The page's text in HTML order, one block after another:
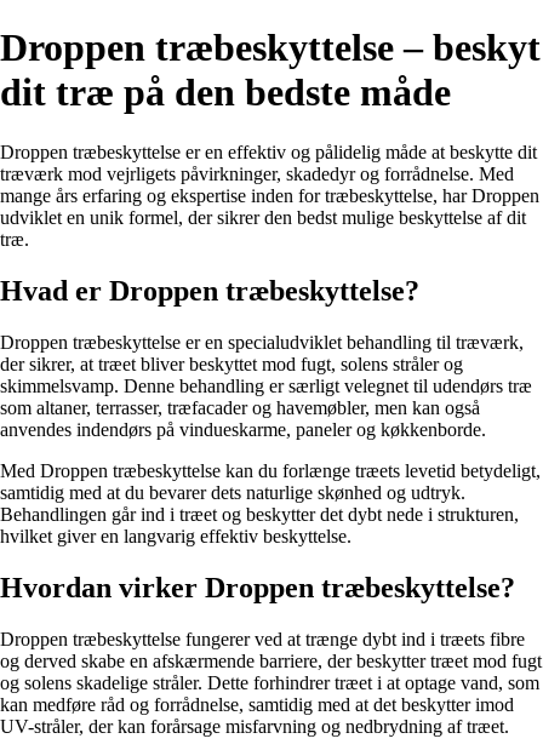
Droppen træbeskyttelse – beskyt
dit træ på den bedste måde
Droppen træbeskyttelse er en effektiv og pålidelig måde at beskytte dit
træværk mod vejrligets påvirkninger, skadedyr og forrådnelse. Med
mange års erfaring og ekspertise inden for træbeskyttelse, har Droppen
udviklet en unik formel, der sikrer den bedst mulige beskyttelse af dit
træ.
Hvad er Droppen træbeskyttelse?
Droppen træbeskyttelse er en specialudviklet behandling til træværk,
der sikrer, at træet bliver beskyttet mod fugt, solens stråler og
skimmelsvamp. Denne behandling er særligt velegnet til udendørs træ
som altaner, terrasser, træfacader og havemøbler, men kan også
anvendes indendørs på vindueskarme, paneler og køkkenborde.
Med Droppen træbeskyttelse kan du forlænge træets levetid betydeligt,
samtidig med at du bevarer dets naturlige skønhed og udtryk.
Behandlingen går ind i træet og beskytter det dybt nede i strukturen,
hvilket giver en langvarig effektiv beskyttelse.
Hvordan virker Droppen træbeskyttelse?
Droppen træbeskyttelse fungerer ved at trænge dybt ind i træets fibre
og derved skabe en afskærmende barriere, der beskytter træet mod fugt
og solens skadelige stråler. Dette forhindrer træet i at optage vand, som
kan medføre råd og forrådnelse, samtidig med at det beskytter imod
UV-stråler, der kan forårsage misfarvning og nedbrydning af træet.